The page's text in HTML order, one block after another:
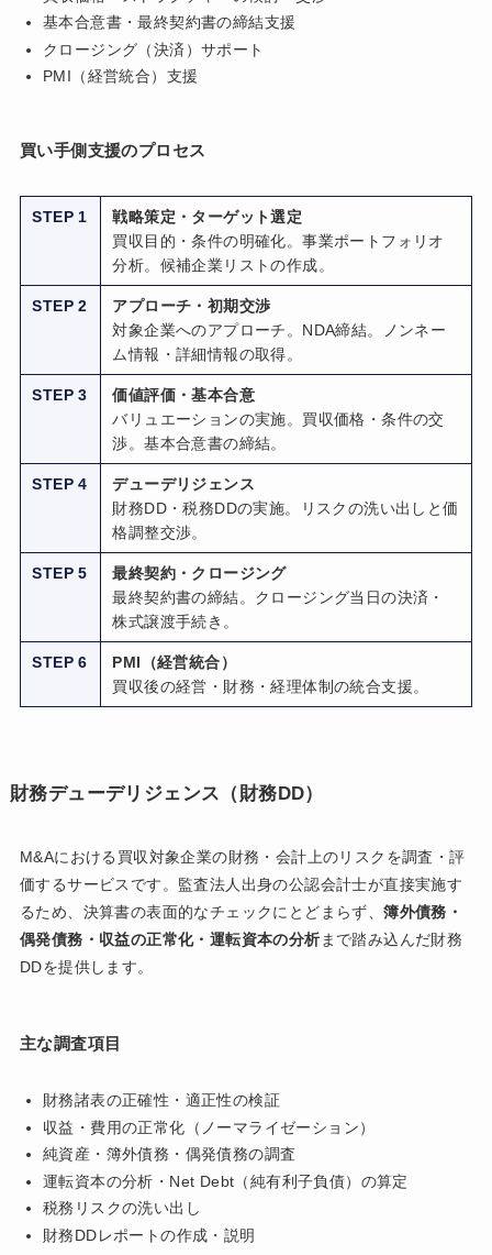
基本合意書・最終契約書の締結支援
クロージング（決済）サポート
PMI（経営統合）支援
買い手側支援のプロセス
STEP 1
戦略策定・ターゲット選定
買収目的・条件の明確化。事業ポートフォリオ
分析。候補企業リストの作成。
STEP 2
アプローチ・初期交渉
対象企業へのアプローチ。NDA締結。ノンネー
ム情報・詳細情報の取得。
STEP 3
価値評価・基本合意
バリュエーションの実施。買収価格・条件の交
渉。基本合意書の締結。
STEP 4
デューデリジェンス
財務DD・税務DDの実施。リスクの洗い出しと価
格調整交渉。
STEP 5
最終契約・クロージング
最終契約書の締結。クロージング当日の決済・
株式譲渡手続き。
STEP 6
PMI（経営統合）
買収後の経営・財務・経理体制の統合支援。
財務デューデリジェンス（財務DD）
M&Aにおける買収対象企業の財務・会計上のリスクを調査・評
価するサービスです。監査法人出身の公認会計士が直接実施す
るため、決算書の表面的なチェックにとどまらず、簿外債務・
偶発債務・収益の正常化・運転資本の分析 まで踏み込んだ財務
DDを提供します。
主な調査項目
財務諸表の正確性・適正性の検証
収益・費用の正常化（ノーマライゼーション）
純資産・簿外債務・偶発債務の調査
運転資本の分析・Net Debt（純有利子負債）の算定
税務リスクの洗い出し
財務DDレポートの作成・説明